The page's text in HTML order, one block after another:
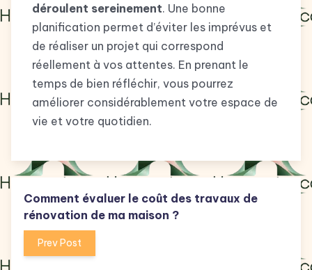
déroulent sereinement. Une bonne
planification permet d’éviter les imprévus et
de réaliser un projet qui correspond
réellement à vos attentes. En prenant le
temps de bien réfléchir, vous pourrez
améliorer considérablement votre espace de
vie et votre quotidien.
Comment évaluer le coût des travaux de
rénovation de ma maison ?
Prev Post